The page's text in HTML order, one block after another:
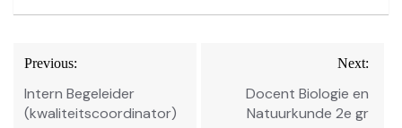
Bericht
navigatie
Previous:
Intern Begeleider
(kwaliteitscoordinator)
Next:
Docent Biologie en
Natuurkunde 2e gr